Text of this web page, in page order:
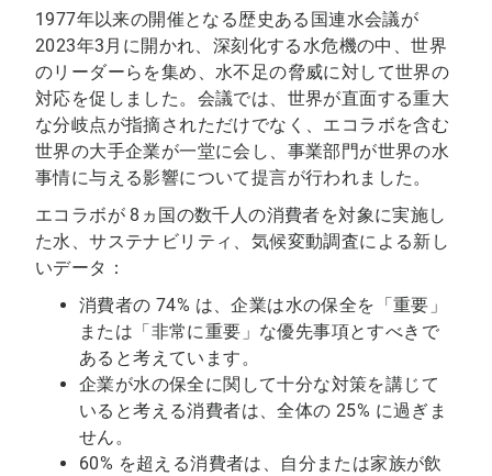
1977年以来の開催となる歴史ある国連水会議が
2023年3月に開かれ、深刻化する水危機の中、世界
のリーダーらを集め、水不足の脅威に対して世界の
対応を促しました。会議では、世界が直面する重大
な分岐点が指摘されただけでなく、エコラボを含む
世界の大手企業が一堂に会し、事業部門が世界の水
事情に与える影響について提言が行われました。
エコラボが 8ヵ国の数千人の消費者を対象に実施し
た水、サステナビリティ、気候変動調査による新し
いデータ：
消費者の 74% は、企業は水の保全を「重要」
または「非常に重要」な優先事項とすべきで
あると考えています。
企業が水の保全に関して十分な対策を講じて
いると考える消費者は、全体の 25% に過ぎま
せん。
60% を超える消費者は、自分または家族が飲